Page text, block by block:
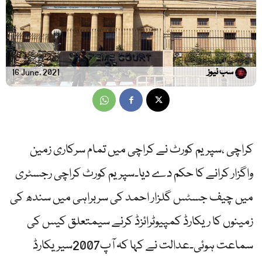
16 June, 2021 سب نیوز
کراچی ،سپریم کورٹ نے کراچی میں تمام سرکاری زمین
واگزار کرانے کا حکم دے دیا۔سپریم کورٹ کراچی رجسٹری
میں چیف جسٹس گلزار احمد کی سربراہی میں سندھ کی
زمینوں کا ریکارڈ کمپیوٹرائزڈ کرنے سیمتعلق کیس کی
سماعت ہوئی۔عدالت نے کہا کہ آپ2007سیریکارڈ